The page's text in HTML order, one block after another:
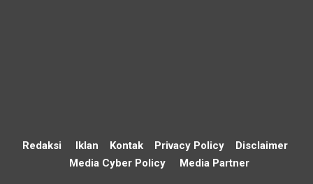
Redaksi Iklan Kontak Privacy Policy
Disclaimer
Media Cyber Policy
Media Partner